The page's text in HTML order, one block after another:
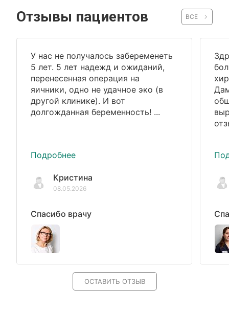
Отзывы пациентов ВСЕ
У нас не получалось забеременеть
5 лет. 5 лет надежд и ожиданий,
перенесенная операция на
яичники, одно не удачное эко (в
другой клинике). И вот
долгожданная беременность! ...
Подробнее
Кристина
08.05.2026
Спасибо врачу
ОСТАВИТЬ ОТЗЫВ